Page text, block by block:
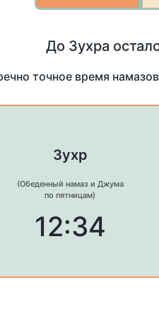
До Зухра
точное время
Зухр
(Обеденный намаз и Джума
по пятницам)
12:34